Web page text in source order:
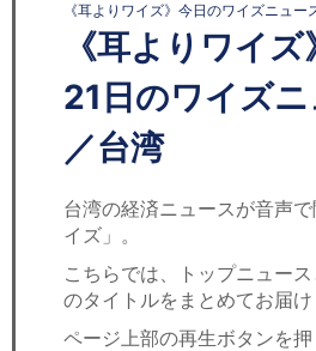
コンサルティング
リサーチ
セミナー
経済ニュース
ＩＴ
《耳よりワイズ》今日のワイズニュー
《耳よりワイ
21日のワイズ
／台湾
台湾の経済ニュースが音声
イズ」。
こちらでは、トップニュー
のタイトルをまとめてお届け
ページ上部の再生ボタンを押